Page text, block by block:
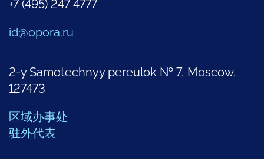
+7 (495) 247 4777
id@opora.ru
2-y Samotechnyy pereulok № 7, Moscow,
127473
区域办事处
驻外代表